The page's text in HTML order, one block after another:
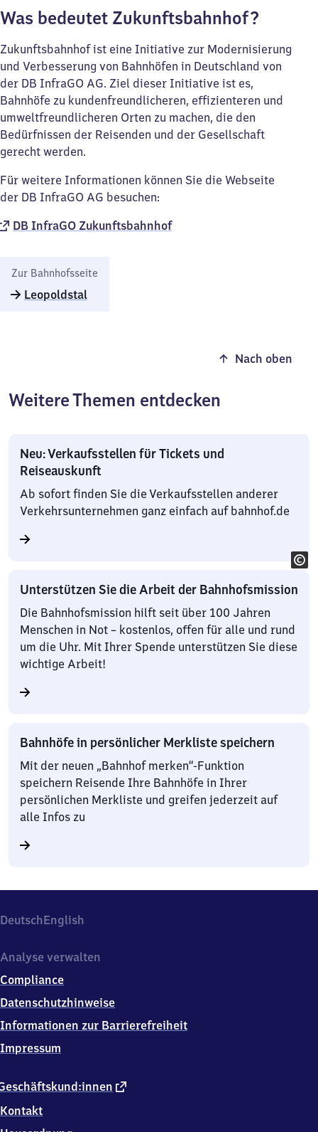
Was bedeutet Zukunftsbahnhof?
Zukunftsbahnhof ist eine Initiative zur Modernisierung
und Verbesserung von Bahnhöfen in Deutschland von
der DB InfraGO AG. Ziel dieser Initiative ist es,
Bahnhöfe zu kundenfreundlicheren, effizienteren und
umweltfreundlicheren Orten zu machen, die den
Bedürfnissen der Reisenden und der Gesellschaft
gerecht werden.
Für weitere Informationen können Sie die Webseite
der DB InfraGO AG besuchen:
DB InfraGO Zukunftsbahnhof​
Zur Bahnhofsseite
Leopoldstal
Nach oben
Weitere Themen entdecken
Neu: Verkaufsstellen für Tickets und
Reiseauskunft
Ab sofort finden Sie die Verkaufsstellen anderer
Verkehrsunternehmen ganz einfach auf bahnhof.de
Unterstützen Sie die Arbeit der Bahnhofsmission
Die Bahnhofsmission hilft seit über 100 Jahren
Menschen in Not – kostenlos, offen für alle und rund
um die Uhr. Mit Ihrer Spende unterstützen Sie diese
wichtige Arbeit!
Bahnhöfe in persönlicher Merkliste speichern
Mit der neuen „Bahnhof merken“-Funktion
speichern Reisende Ihre Bahnhöfe in Ihrer
persönlichen Merkliste und greifen jederzeit auf
alle Infos zu
DeutschEnglish
externer
Kontakt
Analyse verwalten
Compliance
Datenschutzhinweise
Informationen zur Barrierefreiheit
Impressum